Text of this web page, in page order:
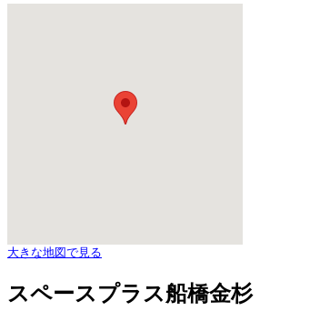
大きな地図で見る
スペースプラス船橋金杉